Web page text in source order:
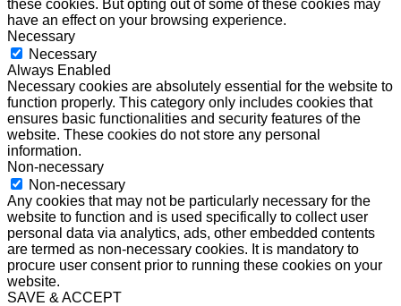
these cookies. But opting out of some of these cookies may
have an effect on your browsing experience.
Necessary
Necessary
Always Enabled
Necessary cookies are absolutely essential for the website to
function properly. This category only includes cookies that
ensures basic functionalities and security features of the
website. These cookies do not store any personal
information.
Non-necessary
Non-necessary
Any cookies that may not be particularly necessary for the
website to function and is used specifically to collect user
personal data via analytics, ads, other embedded contents
are termed as non-necessary cookies. It is mandatory to
procure user consent prior to running these cookies on your
website.
SAVE & ACCEPT